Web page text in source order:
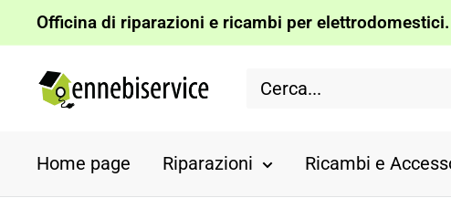
al
contenuto
Officina di riparazioni e ricambi per
Ennebiservice
Home page Riparazioni Ricambi e